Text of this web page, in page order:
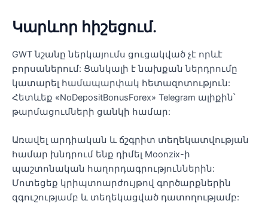
Կարևոր հիշեցում.
GWT նշանը ներկայումս ցուցակված չէ որևէ
բորսաներում: Ցանկալի է նախքան ներդրումը
կատարել համապարփակ հետազոտություն:
Հետևեք «NoDepositBonusForex» Telegram ալիքին՝
թարմացումների ցանկի համար:
Առավել արդիական և ճշգրիտ տեղեկատվության
համար խնդրում ենք դիմել Moonzix-ի
պաշտոնական հաղորդագրություններին:
Մոտեցեք կրիպտոարժույթով գործարքներին
զգուշությամբ և տեղեկացված դատողությամբ: